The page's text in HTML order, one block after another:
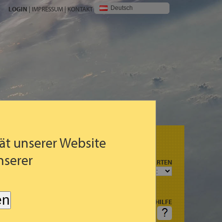
unserer Website
LOGIN | IMPRESSUM | KONTAKT Deutsch
(3STDG.)
PROGNOSEKARTEN
HILFE